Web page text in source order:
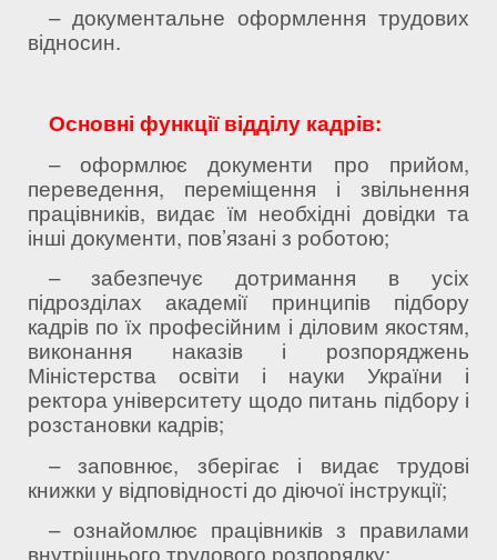
– документальне оформлення трудових
відносин.
Основні функції відділу кадрів:
– оформлює документи про прийом,
переведення, переміщення і звільнення
працівників, видає їм необхідні довідки та
інші документи, пов’язані з роботою;
– забезпечує дотримання в усіх
підрозділах академії принципів підбору
кадрів по їх професійним і діловим якостям,
виконання наказів і розпоряджень
Міністерства освіти і науки України і
ректора університету щодо питань підбору і
розстановки кадрів;
– заповнює, зберігає і видає трудові
книжки у відповідності до діючої інструкції;
– ознайомлює працівників з правилами
внутрішнього трудового розпорядку;